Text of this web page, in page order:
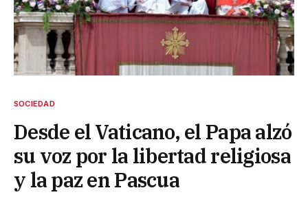
SOCIEDAD
Desde el Vaticano, el Papa alzó
su voz por la libertad religiosa
y la paz en Pascua